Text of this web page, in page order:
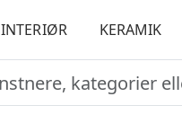
INTERIØR KERAMIK